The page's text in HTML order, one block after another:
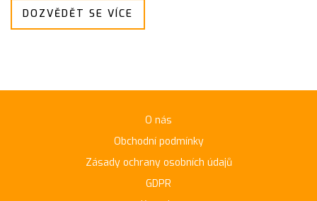
DOZVĚDĚT SE VÍCE
O nás
Obchodní podmínky
Zásady ochrany osobních údajů
GDPR